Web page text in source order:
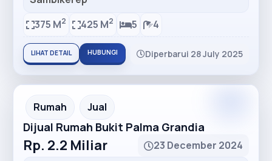
375 M2 425 M2 5 4
LIHAT DETAIL HUBUNGI Diperbarui 28 July 2025
Recommended
Rumah Jual
Dijual Rumah Bukit Palma Grandia
Rp. 2.2 Miliar
23 December 2024